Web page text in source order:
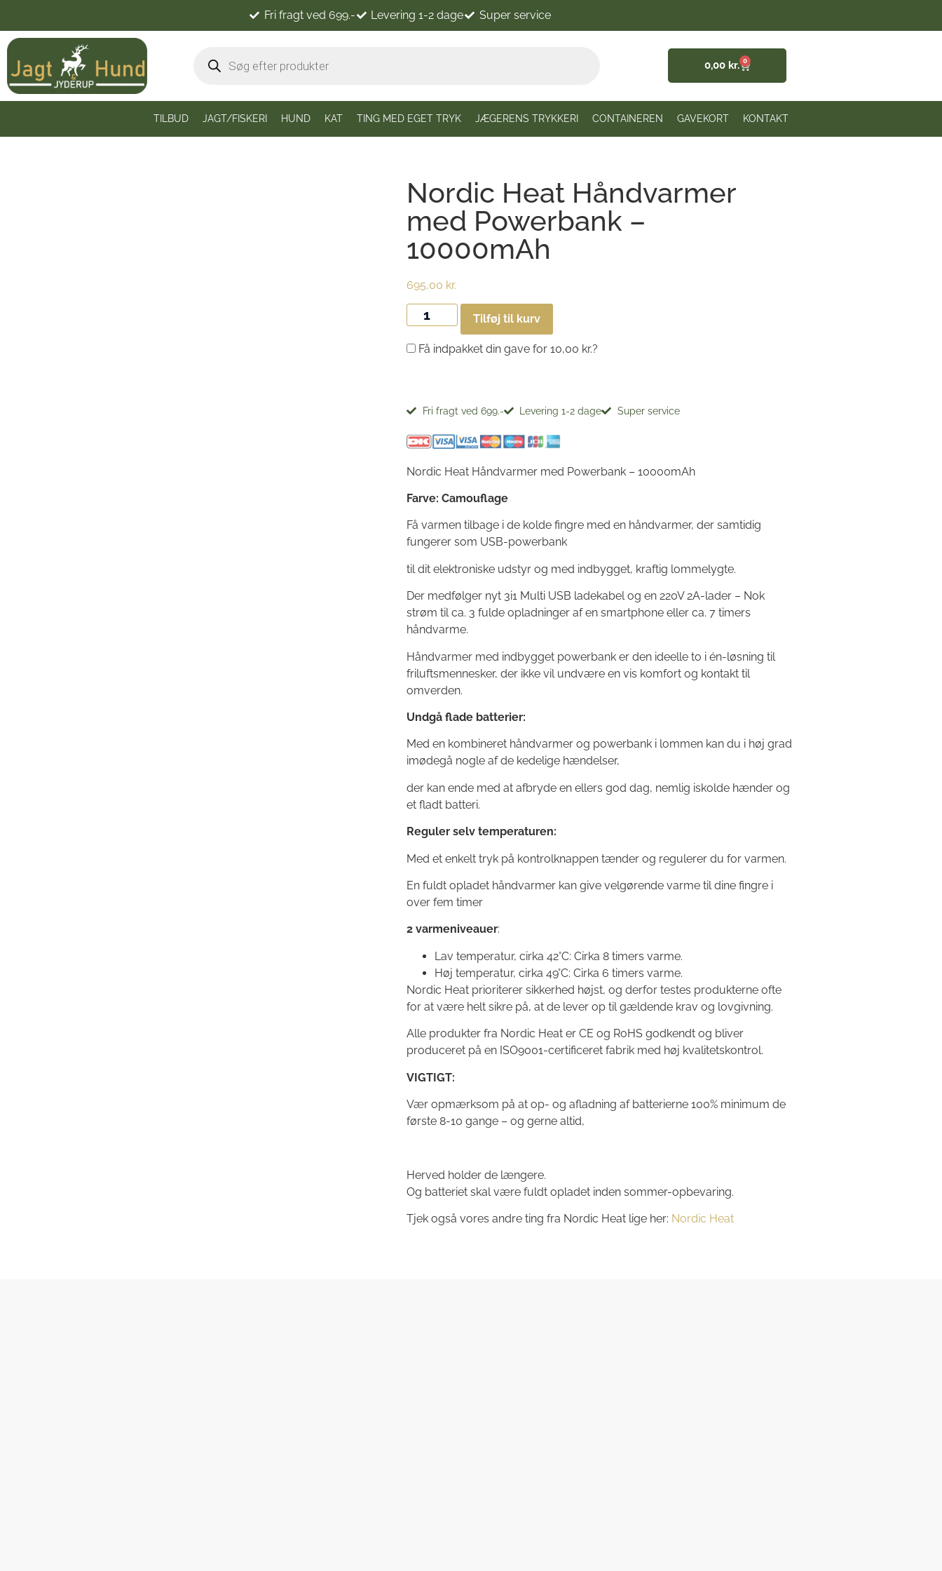
Fri fragt ved 699.- Levering 1-2 dage Super service
0,00 kr. 0
TILBUD JAGT/FISKERI HUND KAT TING MED EGET TRYK JÆGERENS TRYKKERI CONTAINEREN GAVEKORT KONTAKT
Nordic Heat Håndvarmer
med Powerbank –
10000mAh
695,00 kr.
Tilføj til kurv
Få indpakket din gave for 10,00 kr.?
Fri fragt ved 699.- Levering 1-2 dage Super service
Nordic Heat Håndvarmer med Powerbank – 10000mAh
Farve: Camouflage
Få varmen tilbage i de kolde fingre med en håndvarmer, der samtidig
fungerer som USB-powerbank
til dit elektroniske udstyr og med indbygget, kraftig lommelygte.
Der medfølger nyt 3i1 Multi USB ladekabel og en 220V 2A-lader – Nok
strøm til ca. 3 fulde opladninger af en smartphone eller ca. 7 timers
håndvarme.
Håndvarmer med indbygget powerbank er den ideelle to i én-løsning til
friluftsmennesker, der ikke vil undvære en vis komfort og kontakt til
omverden.
Undgå flade batterier:
Med en kombineret håndvarmer og powerbank i lommen kan du i høj grad
imødegå nogle af de kedelige hændelser,
der kan ende med at afbryde en ellers god dag, nemlig iskolde hænder og
et fladt batteri.
Reguler selv temperaturen:
Med et enkelt tryk på kontrolknappen tænder og regulerer du for varmen.
En fuldt opladet håndvarmer kan give velgørende varme til dine fingre i
over fem timer
2 varmeniveauer:
Lav temperatur, cirka 42°C: Cirka 8 timers varme.
Høj temperatur, cirka 49°C: Cirka 6 timers varme.
Nordic Heat prioriterer sikkerhed højst, og derfor testes produkterne ofte
for at være helt sikre på, at de lever op til gældende krav og lovgivning.
Alle produkter fra Nordic Heat er CE og RoHS godkendt og bliver
produceret på en ISO9001-certificeret fabrik med høj kvalitetskontrol.
VIGTIGT:
Vær opmærksom på at op- og afladning af batterierne 100% minimum de
første 8-10 gange – og gerne altid,
Herved holder de længere.
Og batteriet skal være fuldt opladet inden sommer-opbevaring.
Tjek også vores andre ting fra Nordic Heat lige her: Nordic Heat